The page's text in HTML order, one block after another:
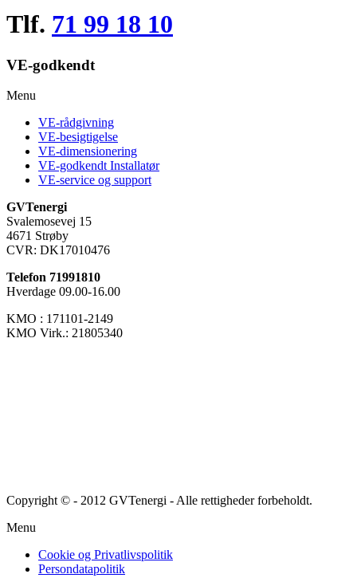
Tlf. 71 99 18 10
VE-godkendt
Menu
VE-rådgivning
VE-besigtigelse
VE-dimensionering
VE-godkendt Installatør
VE-service og support
GVTenergi
Svalemosevej 15
4671 Strøby
CVR: DK17010476
Telefon 71991810
Hverdage 09.00-16.00
KMO : 171101-2149
KMO Virk.: 21805340
Copyright © - 2012 GVTenergi - Alle rettigheder forbeholdt.
Menu
Cookie og Privatlivspolitik
Persondatapolitik